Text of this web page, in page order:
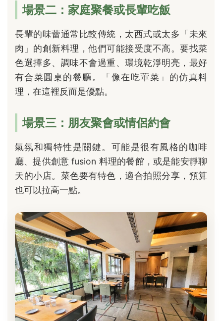
場景二：家庭聚餐或長輩吃飯
長輩的味蕾通常比較傳統，太西式或太多「未來
肉」的創新料理，他們可能接受度不高。要找菜
色選擇多、調味不會過重、環境乾淨明亮，最好
有合菜圓桌的餐廳。「像在吃葷菜」的仿真料
理，在這裡反而是優點。
場景三：朋友聚會或情侶約會
氣氛和獨特性是關鍵。可能是很有風格的咖啡
廳、提供創意 fusion 料理的餐館，或是能安靜聊
天的小店。菜色要有特色，適合拍照分享，預算
也可以拉高一點。